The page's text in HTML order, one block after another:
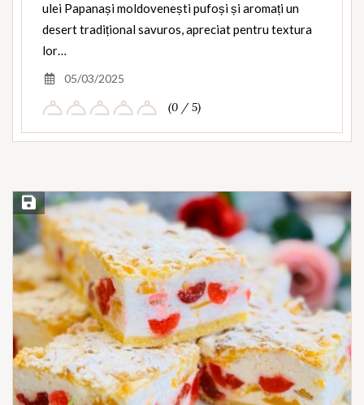
ulei Papanași moldovenești pufoși și aromați un
desert tradițional savuros, apreciat pentru textura
lor…
05/03/2025
(0 / 5)
Save Recipe